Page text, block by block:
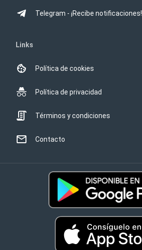
Telegram - ¡Recibe notificaciones!
Links
Política de cookies
Política de privacidad
Términos y condiciones
Contacto